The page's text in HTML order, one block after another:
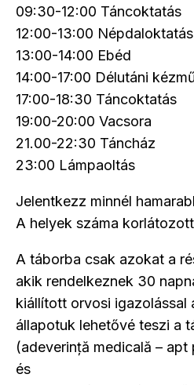
09:30-12:00 Táncoktatás
12:00-13:00 Népdaloktatás
13:00-14:00 Ebéd
14:00-17:00 Délutáni
17:00-18:30 Táncoktatás
19:00-20:00 Vacsora
21.00-22:30 Táncház
23:00 Lámpaoltás
Jelentkezz minnél
A helyek száma
A táborba csak azokat a
akik rendelkeznek 30
kiállított orvosi igazolással
állapotuk lehetővé teszi a
(adeverință medicală –
és